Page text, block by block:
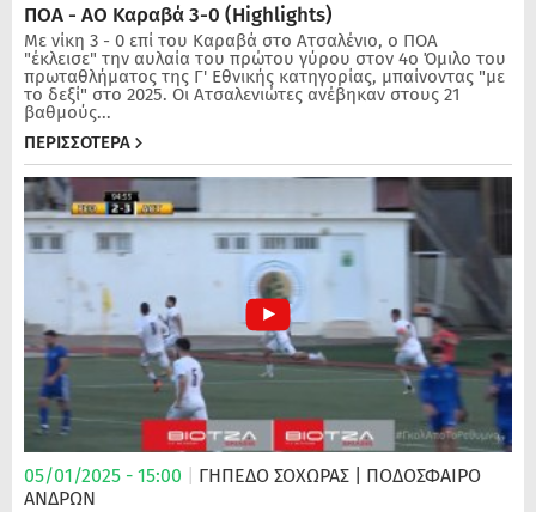
ΠΟΑ - ΑΟ Καραβά 3-0 (Highlights)
Με νίκη 3 - 0 επί του Καραβά στο Ατσαλένιο, ο ΠΟΑ
"έκλεισε" την αυλαία του πρώτου γύρου στον 4ο Όμιλο του
πρωταθλήματος της Γ' Εθνικής κατηγορίας, μπαίνοντας "με
το δεξί" στο 2025. Οι Ατσαλενιώτες ανέβηκαν στους 21
βαθμούς...
ΠΕΡΙΣΣΟΤΕΡΑ
05/01/2025 - 15:00 ΓΗΠΕΔΟ ΣΟΧΩΡΑΣ
| ΠΟΔΌΣΦΑΙΡΟ
ΑΝΔΡΏΝ